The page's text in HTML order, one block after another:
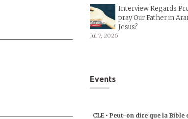
Interview Regards
pray Our Father in
Jesus?
Jul 7, 2026
Events
CLE • Peut-on dire que la Bible